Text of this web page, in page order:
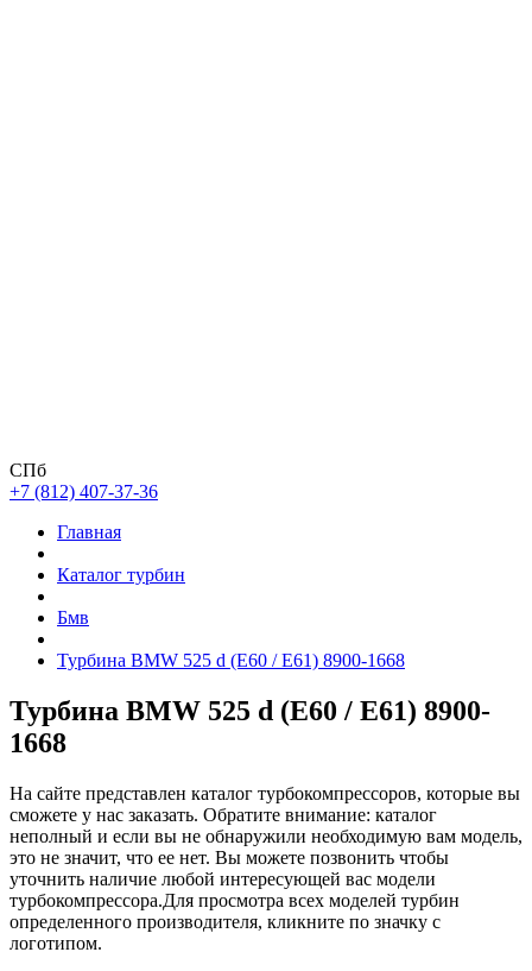
СПб
+7 (812) 407-37-36
Главная
Каталог турбин
Бмв
Турбина BMW 525 d (E60 / E61) 8900-1668
Турбина BMW 525 d (E60 / E61) 8900-
1668
На сайте представлен каталог турбокомпрессоров, которые вы
сможете у нас заказать. Обратите внимание: каталог
неполный и если вы не обнаружили необходимую вам модель,
это не значит, что ее нет. Вы можете позвонить чтобы
уточнить наличие любой интересующей вас модели
турбокомпрессора.Для просмотра всех моделей турбин
определенного производителя, кликните по значку с
логотипом.